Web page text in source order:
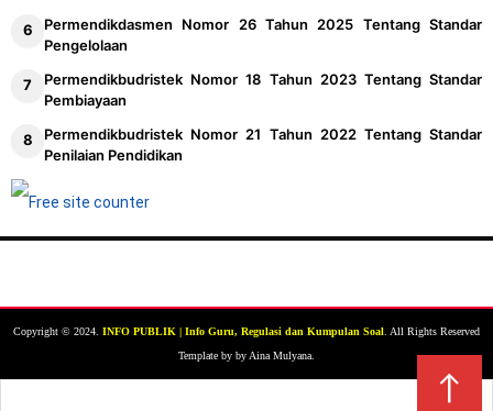
Permendikdasmen Nomor 26 Tahun 2025 Tentang Standar
Pengelolaan
Permendikbudristek Nomor 18 Tahun 2023 Tentang Standar
Pembiayaan
Permendikbudristek Nomor 21 Tahun 2022 Tentang Standar
Penilaian Pendidikan
Copyright © 2024. INFO PUBLIK | Info Guru, Regulasi dan Kumpulan Soal . All Rights Reserved
Template by by Aina Mulyana.
↑